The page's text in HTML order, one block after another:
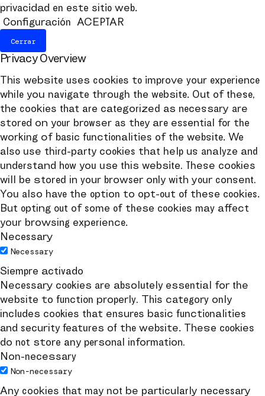
privacidad en este sitio web.
Configuración
ACEPTAR
Cerrar
Privacy Overview
This website uses cookies to improve your experience
while you navigate through the website. Out of these,
the cookies that are categorized as necessary are
stored on your browser as they are essential for the
working of basic functionalities of the website. We
also use third-party cookies that help us analyze and
understand how you use this website. These cookies
will be stored in your browser only with your consent.
You also have the option to opt-out of these cookies.
But opting out of some of these cookies may affect
your browsing experience.
Necessary
Necessary
Siempre activado
Necessary cookies are absolutely essential for the
website to function properly. This category only
includes cookies that ensures basic functionalities
and security features of the website. These cookies
do not store any personal information.
Non-necessary
Non-necessary
Any cookies that may not be particularly necessary